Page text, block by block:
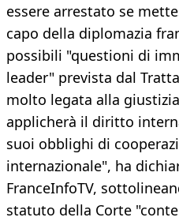
essere arrestato se
capo della diplomazia
possibili "questioni di
leader" prevista dal
molto legata alla
applicherà il diritto
suoi obblighi di
internazionale", ha
FranceInfoTV,
statuto della Corte